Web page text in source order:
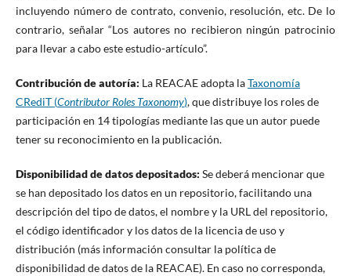
incluyendo número de contrato, convenio, resolución, etc. De lo
contrario, señalar “Los autores no recibieron ningún patrocinio
para llevar a cabo este estudio-artículo”.
Contribución de autoría: La REACAE adopta laTaxonomía
CRediT (Contributor Roles Taxonomy), que distribuye los roles de
participación en 14 tipologías mediante las que un autor puede
tener su reconocimiento en la publicación.
Disponibilidad de datos depositados: Se deberá mencionar que
se han depositado los datos en un repositorio, facilitando una
descripción del tipo de datos, el nombre y la URL del repositorio,
el código identificador y los datos de la licencia de uso y
distribución (más información consultar la política de
disponibilidad de datos de la REACAE). En caso no corresponda,